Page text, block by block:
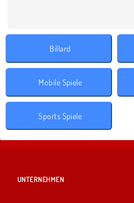
Billard
Mobile Spiele
Sports Spiele
UNTERNEHMEN